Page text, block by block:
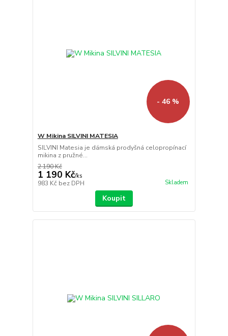
- 46 %
W Mikina SILVINI MATESIA
SILVINI Matesia je dámská prodyšná celopropínací
mikina z pružné...
2 190 Kč
1 190 Kč/ks
983 Kč bez DPH Skladem
Koupit